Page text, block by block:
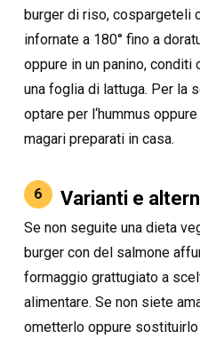
burger di riso, cospargeteli
infornate a 180° fino a
oppure in un panino,
una foglia di lattuga. Per la
optare per l‘hummus
magari preparati in casa.
6 Varianti e
Se non seguite una dieta
burger con del salmone
formaggio grattugiato a
alimentare. Se non siete
ometterlo oppure sostituirlo